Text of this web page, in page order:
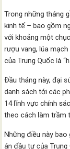
Trong những tháng
kinh tế – bao gồm
với khoảng một
rượu vang, lúa
của Trung Quốc là
Đầu tháng này, đại
danh sách tới các
14 lĩnh vực chính
theo cách làm trầm
Những điều này
án đầu tư của